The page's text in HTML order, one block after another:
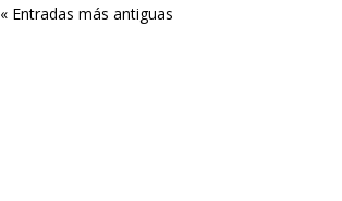
« Entradas más antiguas